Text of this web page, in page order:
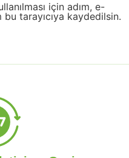
için adım, e-
tarayıcıya kaydedilsin.